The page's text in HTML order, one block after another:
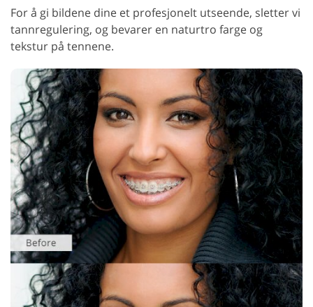
For å gi bildene dine et profesjonelt utseende, sletter vi
tannregulering, og bevarer en naturtro farge og
tekstur på tennene.